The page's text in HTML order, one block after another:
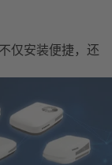
仅安装便捷，还